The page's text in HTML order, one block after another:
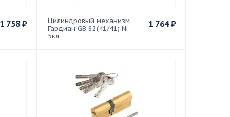
1 758₽
Цилиндровый механизм
Гардиан GB 82(41/41) Ni
5кл.
1 764₽